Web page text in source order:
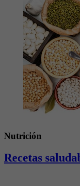
Nutrición
Recetas